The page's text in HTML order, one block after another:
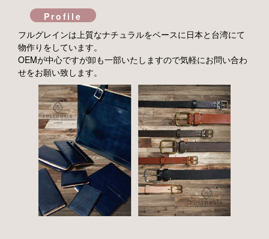
Profile
フルグレインは上質なナチュラルをベースに日本と台湾にて
物作りをしています。
OEMが中心ですが卸も一部いたしますので気軽にお問い合わ
せをお願い致します。